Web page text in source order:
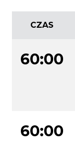
CZAS
60:00
60:00